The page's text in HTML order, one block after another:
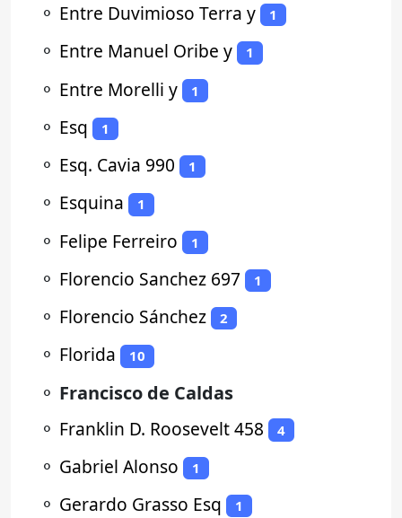
⚬ Entre Duvimioso Terra y 1
⚬ Entre Manuel Oribe y 1
⚬ Entre Morelli y 1
⚬ Esq 1
⚬ Esq. Cavia 990 1
⚬ Esquina 1
⚬ Felipe Ferreiro 1
⚬ Florencio Sanchez 697 1
⚬ Florencio Sánchez 2
⚬ Florida 10
⚬ Francisco de Caldas
⚬ Franklin D. Roosevelt 458 4
⚬ Gabriel Alonso 1
⚬ Gerardo Grasso Esq 1